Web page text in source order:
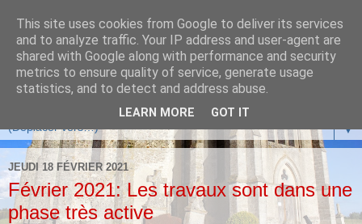
▼
JEUDI 18 FÉVRIER 2021
Février 2021: Les travaux sont dans une
phase très active
This site uses cookies from Google to deliver its services
and to analyze traffic. Your IP address and user-agent are
shared with Google along with performance and security
metrics to ensure quality of service, generate usage
statistics, and to detect and address abuse.
LEARN MORE GOT IT